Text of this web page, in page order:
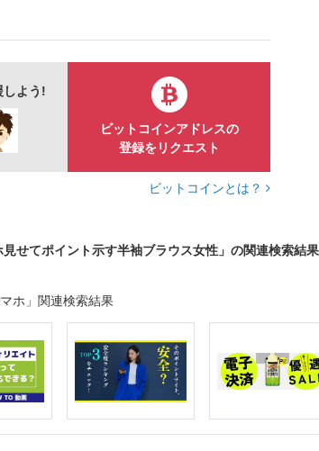
しよう!
ビットコインアドレスの
登録をリクエスト
ビットコインとは？
せてポイント示す半袖ブラウス女性」の関連検索結果
ホ」関連検索結果